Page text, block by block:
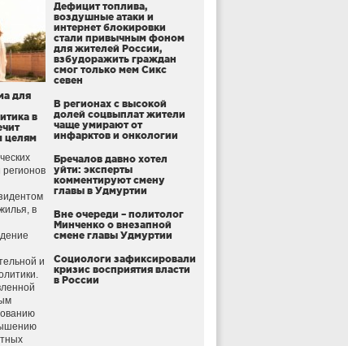
для
в
целям
в
и
Дефицит топлива,
воздушные атаки и
интернет блокировки
стали привычным фоном
для жителей России,
взбудоражить граждан
смог только мем Сикс
севен
В регионах с высокой
долей соцвыплат жители
чаще умирают от
инфарктов и онкологии
Бречалов давно хотел
уйти: эксперты
комментируют смену
главы в Удмуртии
Вне очереди – политолог
Минченко о внезапной
смене главы Удмуртии
Социологи зафиксировали
кризис восприятия власти
в России